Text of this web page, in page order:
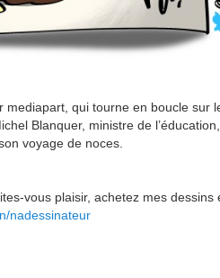
mediapart, qui tourne en boucle sur
Blanquer, ministre de
voyage de noces.
vous plaisir, achetez mes dessins
nadessinateur